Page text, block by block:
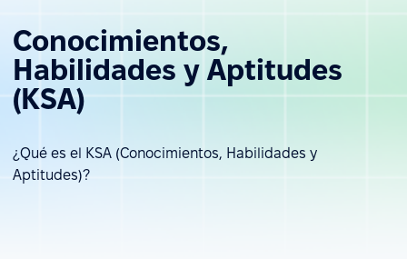
Conocimientos,
Habilidades y Aptitudes
(KSA)
¿Qué es el KSA (Conocimientos, Habilidades y
Aptitudes)?